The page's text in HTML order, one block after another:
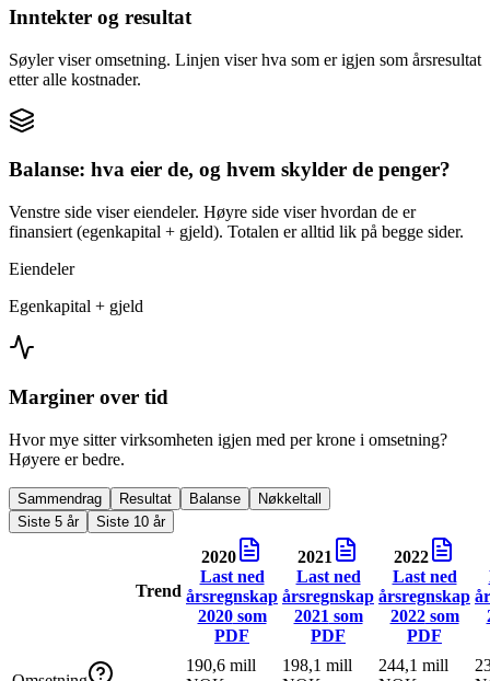
Inntekter og resultat
Søyler viser omsetning. Linjen viser hva som er igjen som årsresultat
etter alle kostnader.
Balanse: hva eier de, og hvem skylder de penger?
Venstre side viser eiendeler. Høyre side viser hvordan de er
finansiert (egenkapital + gjeld). Totalen er alltid lik på begge sider.
Eiendeler
Egenkapital + gjeld
Marginer over tid
Hvor mye sitter virksomheten igjen med per krone i omsetning?
Høyere er bedre.
Sammendrag Resultat Balanse
Nøkkeltall
Siste 5 år
Siste 10 år
Trend
2020
Last ned
årsregnskap
2020som
PDF
2021
Last ned
årsregnskap
2021 som
PDF
2022
Last ned
årsregnskap
2022som
PDF
190,6 mill
198,1 mill
244,1 mill